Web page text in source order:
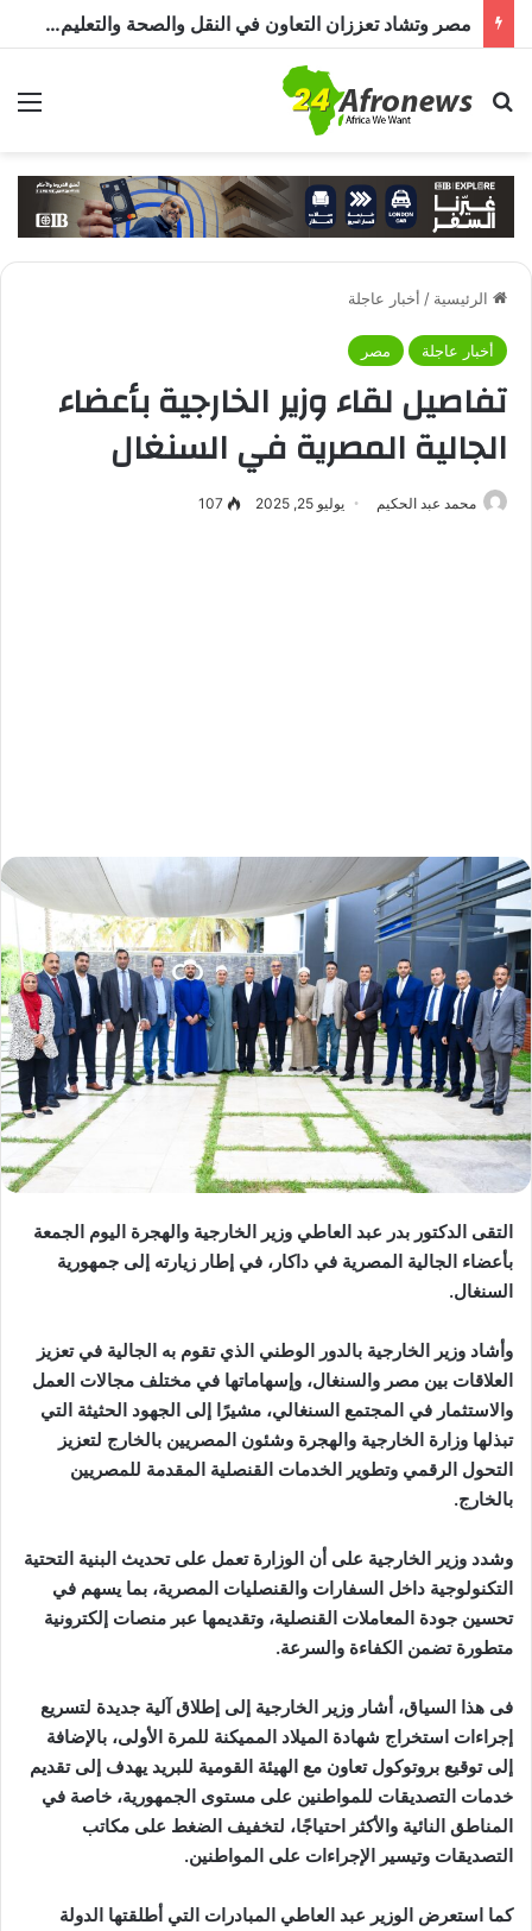
بحث عن
الرئيسية / أخبار عاجلة
أخبار عاجلة مصر
تفاصيل لقاء وزير الخارجية بأعضاء
الجالية المصرية في السنغال
محمد عبد الحكيم يوليو 25, 2025 107
التقى الدكتور بدر عبد العاطي وزير الخارجية والهجرة اليوم الجمعة
بأعضاء الجالية المصرية في داكار، في إطار زيارته إلى جمهورية
السنغال.
وأشاد وزير الخارجية بالدور الوطني الذي تقوم به الجالية في تعزيز
العلاقات بين مصر والسنغال، وإسهاماتها في مختلف مجالات العمل
والاستثمار في المجتمع السنغالي، مشيرًا إلى الجهود الحثيثة التي
تبذلها وزارة الخارجية والهجرة وشئون المصريين بالخارج لتعزيز
التحول الرقمي وتطوير الخدمات القنصلية المقدمة للمصريين
بالخارج.
وشدد وزير الخارجية على أن الوزارة تعمل على تحديث البنية التحتية
التكنولوجية داخل السفارات والقنصليات المصرية، بما يسهم في
تحسين جودة المعاملات القنصلية، وتقديمها عبر منصات إلكترونية
متطورة تضمن الكفاءة والسرعة.
فى هذا السياق، أشار وزير الخارجية إلى إطلاق آلية جديدة لتسريع
إجراءات استخراج شهادة الميلاد المميكنة للمرة الأولى، بالإضافة
إلى توقيع بروتوكول تعاون مع الهيئة القومية للبريد يهدف إلى تقديم
خدمات التصديقات للمواطنين على مستوى الجمهورية، خاصة في
المناطق النائية والأكثر احتياجًا، لتخفيف الضغط على مكاتب
التصديقات وتيسير الإجراءات على المواطنين.
كما استعرض الوزير عبد العاطي المبادرات التي أطلقتها الدولة